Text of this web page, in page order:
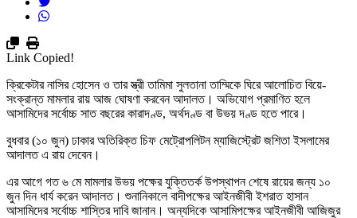
Link Copied!
ক্রিকেটার নাসির হোসেন ও তার স্ত্রী তামিমা সুলতানা তাম্মিকে ঘিরে আলোচিত বিয়ে-
সংক্রান্ত মামলার রায় আজ ঘোষণা করবেন আদালত। অভিযোগ প্রমাণিত হলে
আসামিদের সর্বোচ্চ সাত বছরের কারাদণ্ড, অর্থদণ্ড বা উভয় দণ্ড হতে পারে।
বুধবার (১০ জুন) ঢাকার অতিরিক্ত চিফ মেট্রোপলিটন ম্যাজিস্ট্রেট জশিতা ইসলামের
আদালত এ রায় দেবেন।
এর আগে গত ৬ মে মামলার উভয় পক্ষের যুক্তিতর্ক উপস্থাপন শেষে রায়ের জন্য ১০
জুন দিন ধার্য করেন আদালত। শুনানিকালে বাদীপক্ষের আইনজীবী ইশরাত হাসান
আসামিদের সর্বোচ্চ শাস্তির দাবি জানান। অন্যদিকে আসামিপক্ষের আইনজীবী আজিজুর